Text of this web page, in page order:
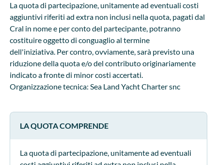
La quota di partecipazione, unitamente ad eventuali costi
aggiuntivi riferiti ad extra non inclusi nella quota, pagati dal
Cral in nome e per conto del partecipante, potranno
costituire oggetto di conguaglio al termine
dell'iniziativa. Per contro, ovviamente, sarà previsto una
riduzione della quota e/o del contributo originariamente
indicato a fronte di minor costi accertati.
Organizzazione tecnica: Sea Land Yacht Charter snc
LA QUOTA COMPRENDE
La quota di partecipazione, unitamente ad eventuali